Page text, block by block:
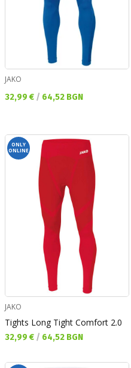
JAKO
Текуща цена:
32,99 € / 64,52 BGN
ONLY
ONLINE
JAKO
Tights Long Tight Comfort 2.0
Текуща цена:
32,99 € / 64,52 BGN